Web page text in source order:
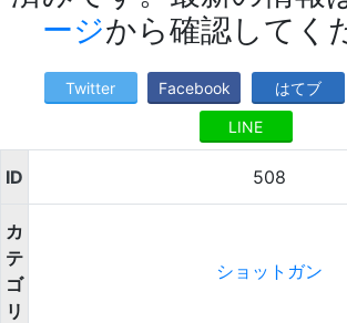
ージから確認してく
Twitter Facebook はてブ
LINE
ID 508
カ
テ
ゴ
リ
ショットガン